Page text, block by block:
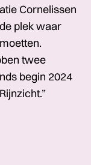
Cornelissen
plek waar
twee
begin 2024